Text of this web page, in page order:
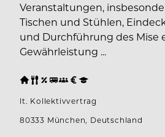
Veranstaltungen,
Tischen und Stühlen,
und Durchführung des Mise
Gewährleistung ...
lt. Kollektivvertrag
80333 München, Deutschland